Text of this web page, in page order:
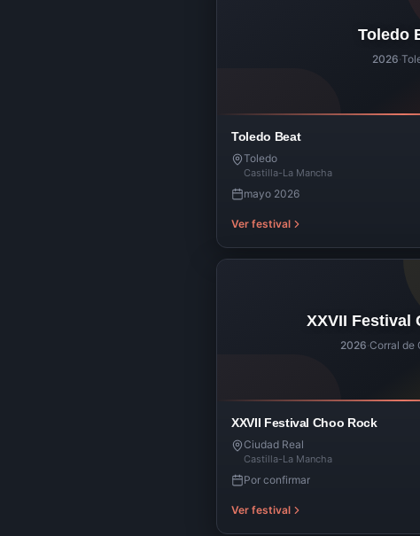
Toledo
2026·
Toledo Beat
Toledo
Castilla-La Mancha
mayo 2026
Ver festival
XXVII Festival
2026·Corral de
XXVII Festival Choo Rock
Ciudad Real
Castilla-La Mancha
Por confirmar
Ver festival